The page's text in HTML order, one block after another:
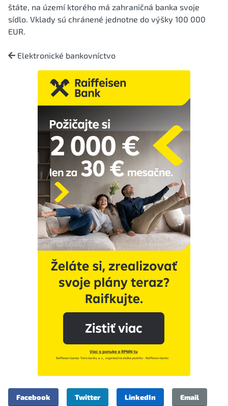
štáte, na území ktorého má zahraničná banka svoje
sídlo. Vklady sú chránené jednotne do výšky 100 000
EUR.
Elektronické bankovníctvo
Facebook Twitter LinkedIn Email